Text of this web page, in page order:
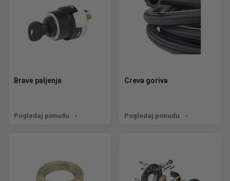
Brave paljenja
Pogledaj ponudu
Creva goriva
Pogledaj ponudu